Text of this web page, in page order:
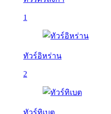
1
ทัวร์อิหร่าน
2
ทัวร์ทิเบต